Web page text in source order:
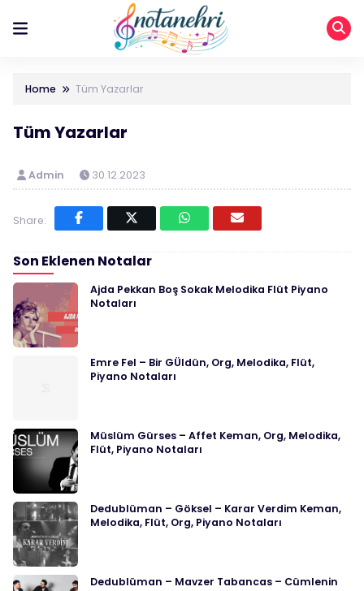
Home Tüm Yazarlar
Tüm Yazarlar
Admin 30.12.2023
Share:
Son Eklenen Notalar
Ajda Pekkan Boş Sokak Melodika Flüt Piyano
Notaları
Emre Fel – Bir GÜldün, Org, Melodika, Flüt,
Piyano Notaları
Müslüm Gürses – Affet Keman, Org, Melodika,
Flüt, Piyano Notaları
Dedublüman – Göksel – Karar Verdim Keman,
Melodika, Flüt, Org, Piyano Notaları
Dedublüman – Mavzer Tabancas – Cümlenin